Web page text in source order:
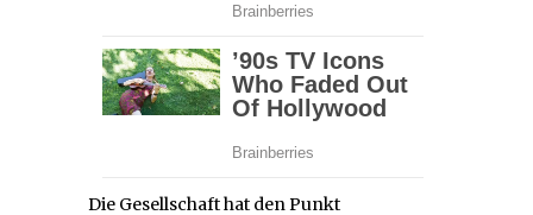
Die Gesellschaft hat den Punkt